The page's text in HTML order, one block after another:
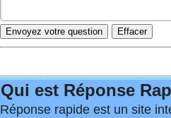
Qui est Réponse
Réponse rapide est un site